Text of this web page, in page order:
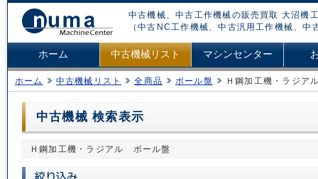
中古機械、中古工作機械の販売買取 大沼機
（中古NC工作機械、中古汎用工作機械、
ホーム 中古機械リスト マシンセンター
ホーム 中古機械リスト 全商品 ボール盤 Ｈ鋼加工機・ラジア
中古機械 検索表示
Ｈ鋼加工機・ラジアル ボール盤